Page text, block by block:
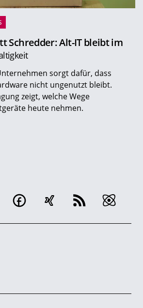
Schredder: Alt-IT bleibt im
sorgt dafür, dass
nicht ungenutzt bleibt.
zeigt, welche Wege
heute nehmen.